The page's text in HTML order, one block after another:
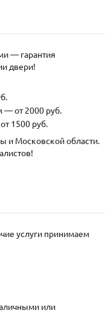
— гарантия
двери!
— от 2000 руб.
1500 руб.
и Московской области.
услуги принимаем
или